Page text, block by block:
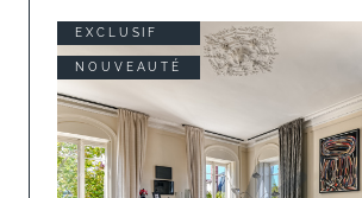
EXCLUSIF
NOUVEAUTÉ